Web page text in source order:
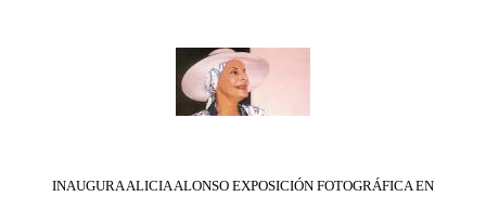
INAUGURA ALICIA ALONSO EXPOSICIÓN FOTOGRÁFICA EN